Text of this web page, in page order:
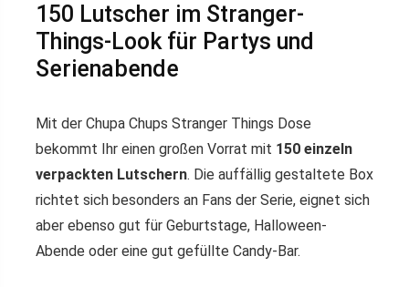
150 Lutscher im Stranger-
Things-Look für Partys und
Serienabende
Mit der Chupa Chups Stranger Things Dose
bekommt Ihr einen großen Vorrat mit 150 einzeln
verpackten Lutschern. Die auffällig gestaltete Box
richtet sich besonders an Fans der Serie, eignet sich
aber ebenso gut für Geburtstage, Halloween-
Abende oder eine gut gefüllte Candy-Bar.